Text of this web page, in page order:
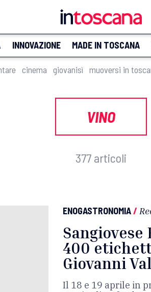
INNOVAZIONE MADE IN TOSCANA
cinema giovanisì muoversi in
VINO
377 articoli
ENOGASTRONOMIA/
Sangiovese
400
Giovanni
Il 18 e 19 aprile in